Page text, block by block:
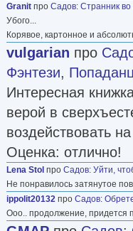
Granit про Садов: Странник
Убого...
Корявое, картонное и
vulgarian про
Фэнтези,
Интересная
верой в
воздействовать
Оценка: отлично!
Lena Stol про Садов: Уйти,
Не понравилось затянутое
ippolit20132 про Садов:
Ооо.. продолжение, придется